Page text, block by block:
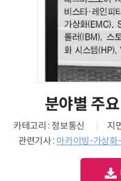
분야별 주
카테고리 : 정보통신 지
관련기사 : 아카이빙-가상화